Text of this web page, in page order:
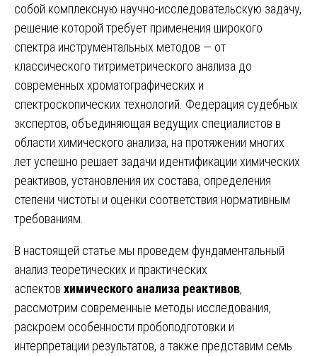
собой комплексную научно-исследовательскую задачу,
решение которой требует применения широкого
спектра инструментальных методов — от
классического титриметрического анализа до
современных хроматографических и
спектроскопических технологий. Федерация судебных
экспертов, объединяющая ведущих специалистов в
области химического анализа, на протяжении многих
лет успешно решает задачи идентификации химических
реактивов, установления их состава, определения
степени чистоты и оценки соответствия нормативным
требованиям.
В настоящей статье мы проведем фундаментальный
анализ теоретических и практических
аспектов химического анализа реактивов,
рассмотрим современные методы исследования,
раскроем особенности пробоподготовки и
интерпретации результатов, а также представим семь